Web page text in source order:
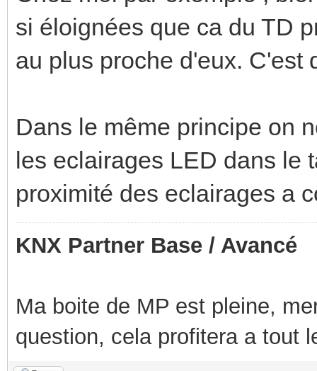
si éloignées que ca du TD
au plus proche d'eux. C'est
Dans le même principe on
les eclairages LED dans le
proximité des eclairages a
KNX Partner Base / Avancé
Ma boite de MP est pleine,
question, cela profitera a tout